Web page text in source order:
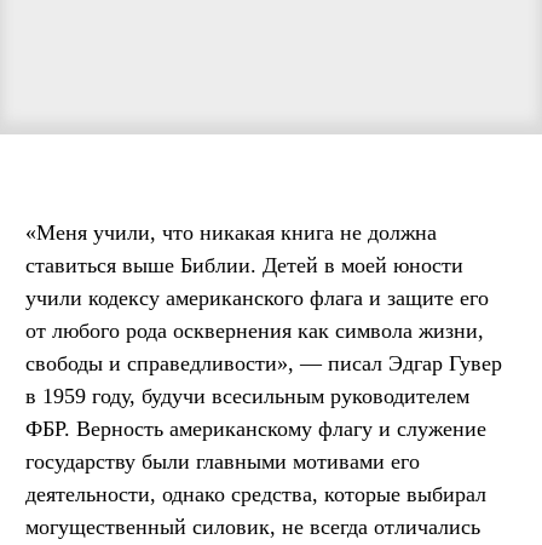
«Меня учили, что никакая книга не должна
ставиться выше Библии. Детей в моей юности
учили кодексу американского флага и защите его
от любого рода осквернения как символа жизни,
свободы и справедливости», — писал Эдгар Гувер
в 1959 году, будучи всесильным руководителем
ФБР. Верность американскому флагу и служение
государству были главными мотивами его
деятельности, однако средства, которые выбирал
могущественный силовик, не всегда отличались